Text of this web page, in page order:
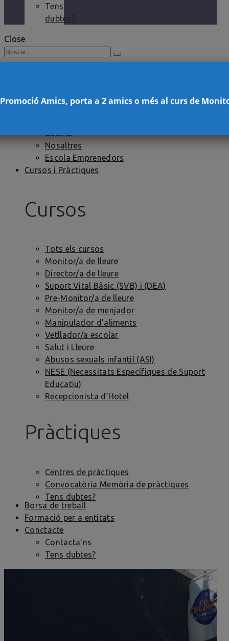
Tens
dubtes?
Close
Bloc de l’Escola
Lloguer de sales
Galeria
Nosaltres
Escola Emprenedors
Cursos i Pràctiques
Cursos
Tots els cursos
Monitor/a de lleure
Director/a de lleure
Suport Vital Bàsic (SVB) i (DEA)
Pre-Monitor/a de lleure
Monitor/a de menjador
Manipulador d’aliments
Vetllador/a escolar
Salut i Lleure
Abusos sexuals infantil (ASI)
NESE (Necessitats Específiques de Suport
Educatiu)
Recepcionista d’Hotel
Pràctiques
Centres de pràctiques
Convocatòria Memòria de pràctiques
Tens dubtes?
Borsa de treball
Formació per a entitats
Conctacte
Contacta’ns
Tens dubtes?
Amics, porta a 2 amics o més al curs de